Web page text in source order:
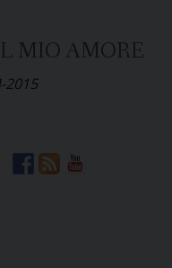
MIO AMORE
2015